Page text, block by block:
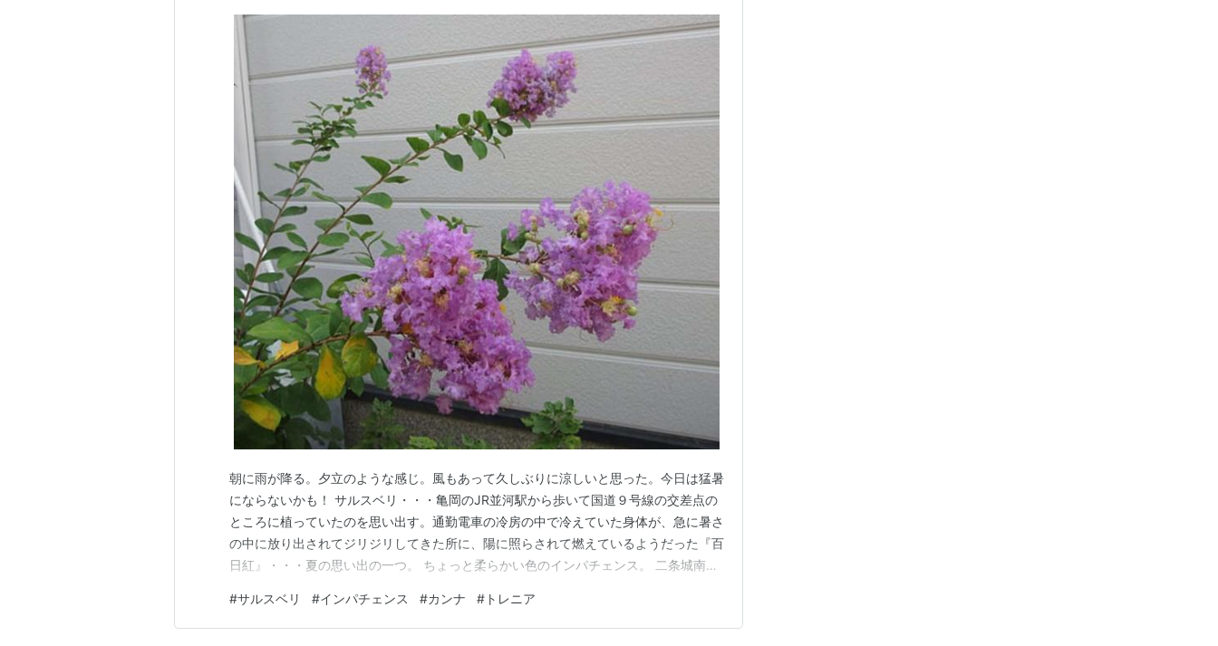
朝に雨が降る。夕立のような感じ。風もあって久しぶりに涼しいと思った。今日は猛暑
にならないかも！ サルスベリ・・・亀岡のJR並河駅から歩いて国道９号線の交差点の
ところに植っていたのを思い出す。通勤電車の冷房の中で冷えていた身体が、急に暑さ
の中に放り出されてジリジリしてきた所に、陽に照らされて燃えているようだった『百
日紅』・・・夏の思い出の一つ。 ちょっと柔らかい色のインパチェンス。 二条城南側
#サルスベリ #インパチェンス #カンナ # トレニア